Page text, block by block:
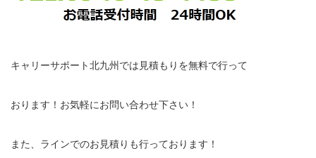
キャリーサポート北九州では見積もりを無料で行って
おります！お気軽にお問い合わせ下さい！
また、ラインでのお見積りも行っております！